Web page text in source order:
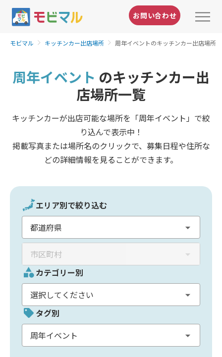
お問い合わせ
モビマル キッチンカー出店場所 周年イベントのキッチンカー出店場所
周年イベント のキッチンカー出
店場所一覧
キッチンカーが出店可能な場所を「周年イベント」で絞
り込んで表示中！
掲載写真または場所名のクリックで、募集日程や住所な
どの詳細情報を見ることができます。
エリア別で絞り込む
カテゴリー別
タグ別